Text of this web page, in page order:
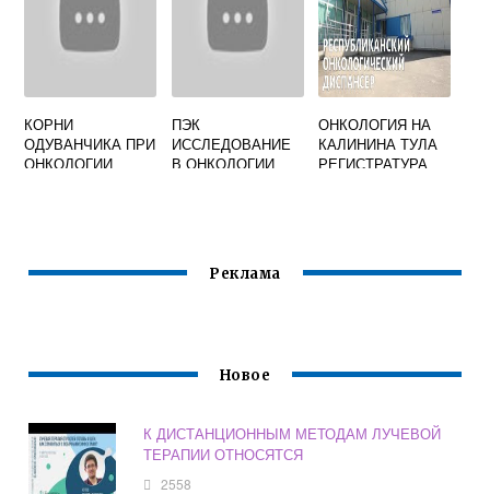
КОРНИ
ОДУВАНЧИКА ПРИ
ОНКОЛОГИИ
ПЭК
ИССЛЕДОВАНИЕ
В ОНКОЛОГИИ
ОНКОЛОГИЯ НА
КАЛИНИНА ТУЛА
РЕГИСТРАТУРА
Реклама
Новое
К ДИСТАНЦИОННЫМ МЕТОДАМ ЛУЧЕВОЙ
ТЕРАПИИ ОТНОСЯТСЯ
2558